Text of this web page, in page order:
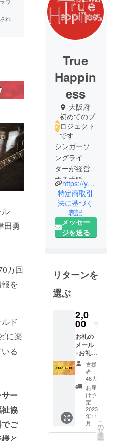
れ
田勇
万回
を
ド
に楽
る
ー
協
ご
True
Happin
ess
大阪府
初めてのプ
ロジェクト
です
シンガーソ
ングライ
ターが経営
する大阪梅
田の音楽ス
クール
https://youtube.com/@tsudayuki
特定商取引
法に基づく
表記
メッセー
ジを送る
リターンを
選ぶ
2,0
00 円
お礼の
メール
+お礼の
動画 プ
ロジェ
クト終
了後
に、お
礼の
メール
と動画
をお届
けいた
支援
者：
48人
お届
け予
定：
2023
年11
月
こ
の
リ
タ